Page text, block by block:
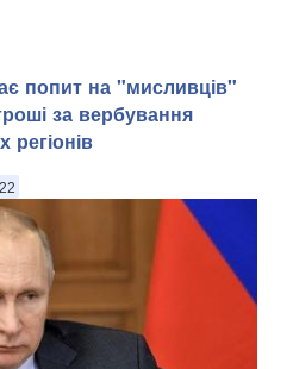
попит на "мисливців"
за вербування